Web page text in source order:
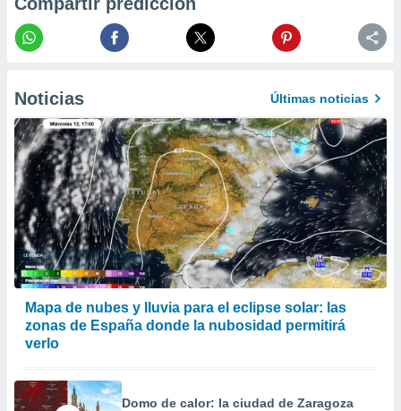
momento
en
en
de
un
o acceder
perfiles
utilizar
Noticias Últimas noticias
Mapa de nubes y lluvia para el eclipse solar: las
zonas de España donde la nubosidad permitirá
verlo
Domo de calor: la ciudad de Zaragoza